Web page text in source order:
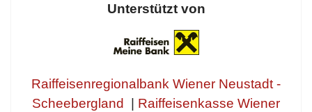
Unterstützt von
Raiffeisenregionalbank Wiener Neustadt -
Scheebergland
Raiffeisenkasse Wiener